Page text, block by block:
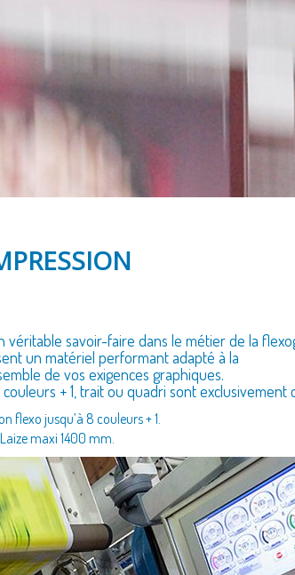
savoir-faire dans le métier de la
un matériel performant adapté à la
de vos exigences graphiques.
+ 1, trait ou quadri sont exclusivement
flexo jusqu’à 8 couleurs + 1.
Laize maxi 1400 mm.